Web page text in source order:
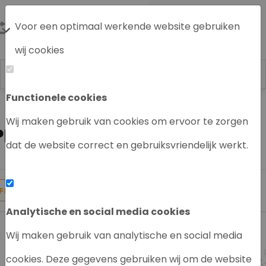
Voor een optimaal werkende website gebruiken
wij cookies
Functionele cookies
Wij maken gebruik van cookies om ervoor te zorgen
dat de website correct en gebruiksvriendelijk werkt.
Analytische en social media cookies
Wij maken gebruik van analytische en social media
cookies. Deze gegevens gebruiken wij om de website
Labrecycling ICP-MS/OES systeem
ELMER ICP-MS/OES